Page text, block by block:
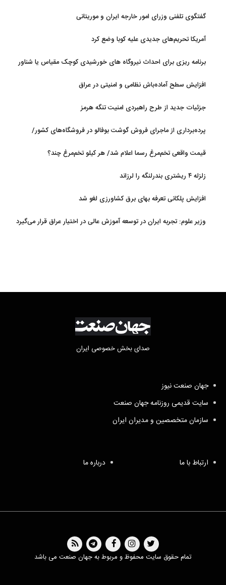
گفتگوی تلفنی وزرای امور خارجه ایران و موریتانی
آمریکا تحریم‌های جدیدی علیه کوبا وضع کرد
برنامه ریزی برای احداث نیروگاه های خورشیدی کوچک مقیاس یا شناور
افزایش سطح آماده‌باش نظامی و امنیتی در عراق
جزئیات جدید از طرح راهبردی امنیت تنگه هرمز
پرده‌برداری از ماجرای فروش گوشت بوفالو در فروشگاه‌های کشور/
قیمت واقعی تخم‌مرغ رسما اعلام شد/ هر کیلو تخم‌مرغ چند؟
زلزله ۴ ریشتری بندرلنگه را لرزاند
افزایش پلکانی تعرفه بهای برق کشاورزی لغو شد
وزیر علوم: تجربه ایران در توسعه آموزش عالی در اختیار عراق قرار می‌گیرد
صدای بخش خصوصی ایران
جهان صنعت نیوز
سایت قدیمی روزنامه جهان صنعت
سازمان متخصصین و مدیران ایران
ارتباط با ما درباره ما
تمام حقوق سایت محفوظ و مربوط به جهان صنعت می باشد